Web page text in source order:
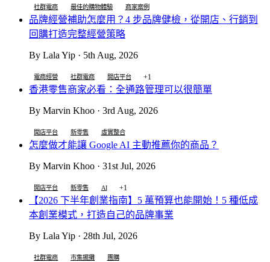
社群電商 最佳的購物體驗 商家案例
品牌經營補助怎麼用？4 步品牌健檢，從開店、行銷到
回購打造完整經營策略
By Lala Yip · 5th Aug, 2026
電商經營 社群電商 開店平台 +1
香港零售商家必看：全通路管理可以很簡單
By Marvin Khoo · 3rd Aug, 2026
開店平台 新零售 虛實整合
怎麼做才能讓 Google AI 主動推薦你的商品？
By Marvin Khoo · 31st Jul, 2026
開店平台 新零售 AI +1
【2026 下半年創業指南】5 萬預算也能開始！5 種低成
本創業模式，打造自己的品牌事業
By Lala Yip · 28th Jul, 2026
社群電商 市集擺攤 團購